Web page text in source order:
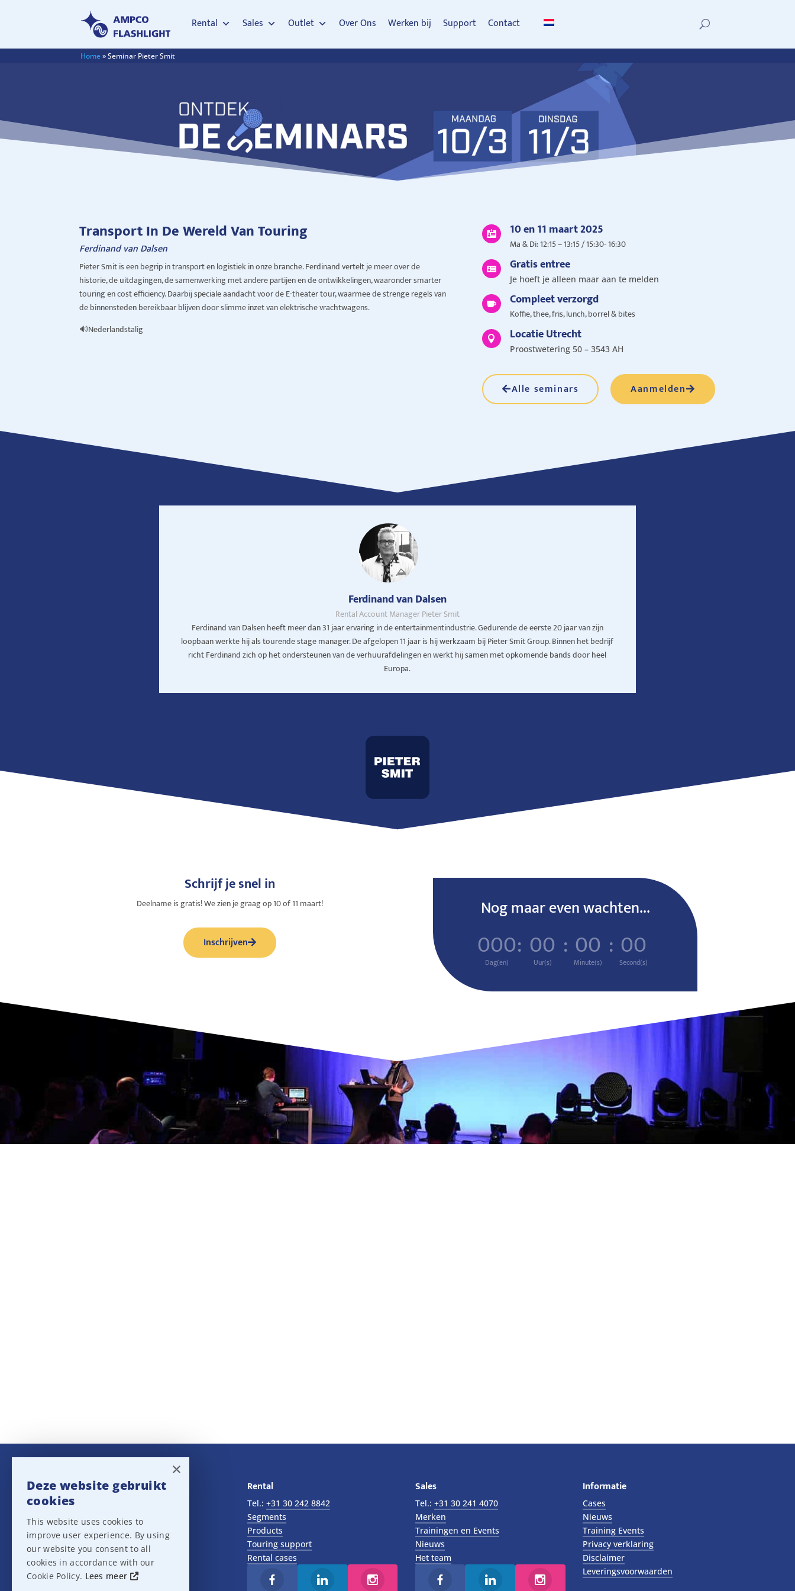
Rental Sales Outlet Over Ons Werken bij Support Contact
Home»Seminar Pieter Smit
Transport In De Wereld Van Touring
Ferdinand van Dalsen
Pieter Smit is een begrip in transport en logistiek in onze branche. Ferdinand vertelt je meer over de
historie, de uitdagingen, de samenwerking met andere partijen en de ontwikkelingen, waaronder smarter
touring en cost efficiency. Daarbij speciale aandacht voor de E-theater tour, waarmee de strenge regels van
de binnensteden bereikbaar blijven door slimme inzet van elektrische vrachtwagens.
🔊Nederlandstalig
 10 en 11 maart 2025
Ma & Di:12:15 – 13:15/15:30- 16:30
 Gratis entree
Je hoeft je alleen maar aan te melden
 Compleet verzorgd
Koffie, thee, fris, lunch, borrel & bites
 Locatie Utrecht
Proostwetering 50 – 3543 AH
Alle seminars Aanmelden
Ferdinand van Dalsen
Rental Account Manager Pieter Smit
Ferdinand van Dalsen heeft meer dan 31 jaar ervaring in de entertainmentindustrie. Gedurende de eerste 20 jaar van zijn
loopbaan werkte hij als tourende stage manager. De afgelopen 11 jaar is hij werkzaam bij Pieter Smit Group. Binnen het bedrijf
richt Ferdinand zich op het ondersteunen van de verhuurafdelingen en werkt hij samen met opkomende bands door heel
Europa.
Schrijf je snel in
Deelname is gratis! We zien je graag op 10 of 11 maart!
Inschrijven
Nog maar even wachten...
000
Dag(en) : 00
Uur(s) : 00
Minute(s) : 00
Second(s)
Navigatie
About us
Het team
Support
Rental
Tel.: +31 30 242 8842
Segments
Products
Touring support
Rental cases
Sales
Tel.: +31 30 241 4070
Merken
Trainingen en Events
Nieuws
Het team
Informatie
Cases
Nieuws
Training Events
Privacy verklaring
Disclaimer
Leveringsvoorwaarden
×
Deze website gebruikt
cookies
This website uses cookies to
improve user experience. By using
our website you consent to all
cookies in accordance with our
Cookie Policy. Lees meer